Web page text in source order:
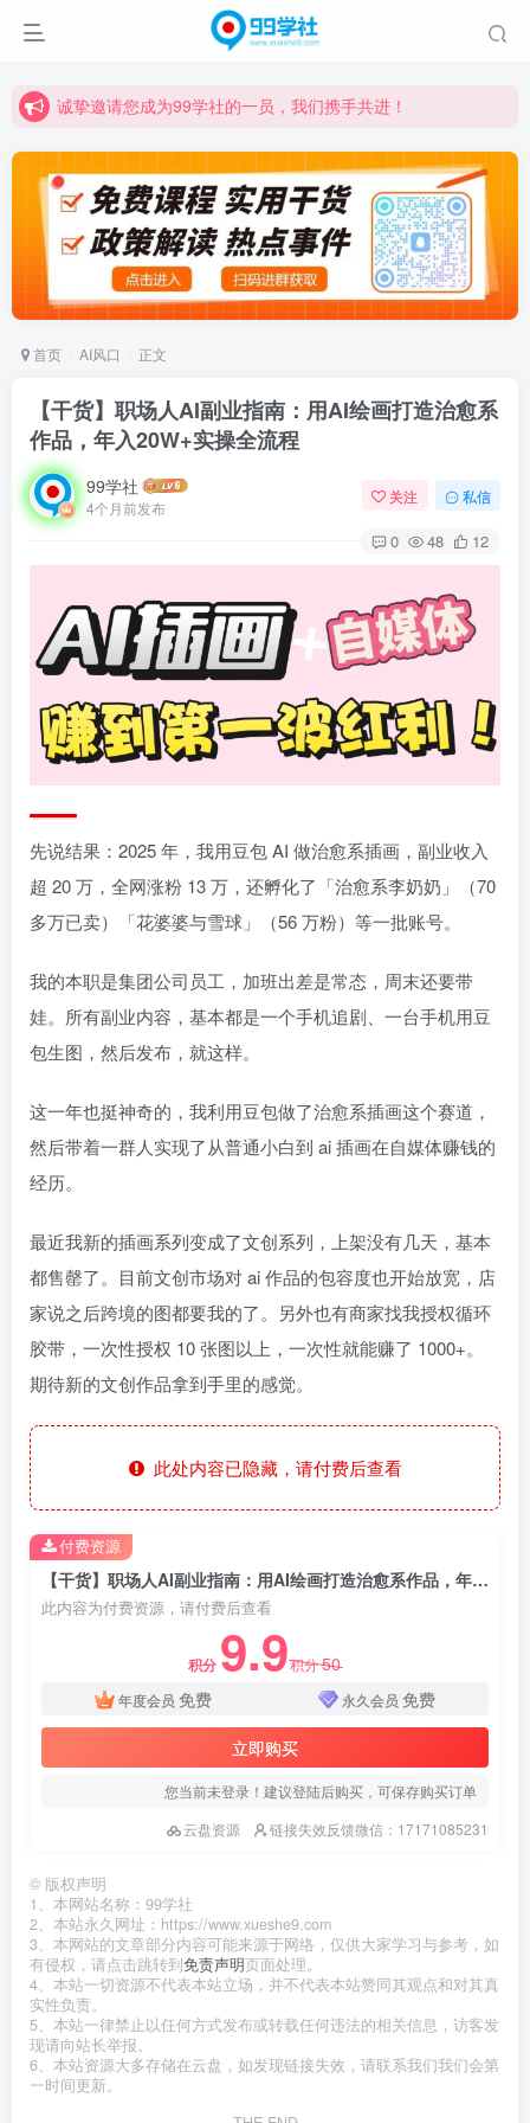
诚挚邀请您成为99学社的一员，我们携手共进！
诚挚邀请您成为99学社的一员，我们携手共进！
学习路上不孤独，99学社与你同行！分享全网优质VIP资源，炒股教程、创业教程、网络营销教程、自媒体短视频教程等，长期更新各大精品创业项目！
首页 AI风口 正文
【干货】职场人AI副业指南：用AI绘画打造治愈系
作品，年入20W+实操全流程
99学社
4个月前发布
关注 私信
0 48 12
先说结果：2025 年，我用豆包 AI 做治愈系插画，副业收入
超 20 万，全网涨粉 13 万，还孵化了「治愈系李奶奶」（70
多万已卖）「花婆婆与雪球」（56 万粉）等一批账号。
我的本职是集团公司员工，加班出差是常态，周末还要带
娃。所有副业内容，基本都是一个手机追剧、一台手机用豆
包生图，然后发布，就这样。
这一年也挺神奇的，我利用豆包做了治愈系插画这个赛道，
然后带着一群人实现了从普通小白到 ai 插画在自媒体赚钱的
经历。
最近我新的插画系列变成了文创系列，上架没有几天，基本
都售罄了。目前文创市场对 ai 作品的包容度也开始放宽，店
家说之后跨境的图都要我的了。另外也有商家找我授权循环
胶带，一次性授权 10 张图以上，一次性就能赚了 1000+。
期待新的文创作品拿到手里的感觉。
此处内容已隐藏，请付费后查看
【干货】职场人AI副业指南：用AI绘画打造治愈系作品，年入20W+实操全流程
此内容为付费资源，请付费后查看
积分 9.9积分50
年度会员 免费 永久会员 免费
立即购买
您当前未登录！建议登陆后购买，可保存购买订单
云盘资源
链接失效反馈微信：17171085231
付费资源
© 版权声明
1、本网站名称：99学社
2、本站永久网址：https://www.xueshe9.com
3、本网站的文章部分内容可能来源于网络，仅供大家学习与参考，如
有侵权，请点击跳转到免责声明页面处理。
4、本站一切资源不代表本站立场，并不代表本站赞同其观点和对其真
实性负责。
5、本站一律禁止以任何方式发布或转载任何违法的相关信息，访客发
现请向站长举报。
6、本站资源大多存储在云盘，如发现链接失效，请联系我们我们会第
一时间更新。